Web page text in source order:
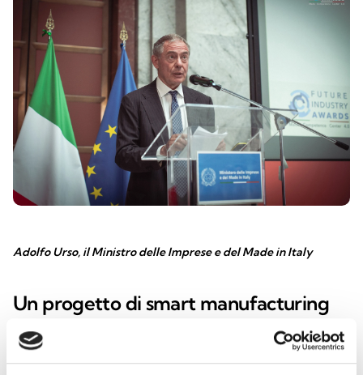
Adolfo Urso, il Ministro delle Imprese e del Made in Italy
Un progetto di smart manufacturing
avanzato
Il riconoscimento è stato assegnato al progetto “Inim